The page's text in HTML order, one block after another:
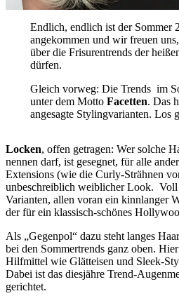
Endlich, endlich ist der Sommer
angekommen und wir freuen
über die Frisurentrends der
dürfen.
Gleich vorweg: Die Trends im
unter dem MottoFacetten. Das
angesagte Stylingvarianten. Los
Locken, offen getragen: Wer solche
nennen darf, ist gesegnet, für alle
Extensions (wie die Curly-Strähnen
unbeschreiblich weiblicher Look.
Varianten, allen voran ein kinnlanger
der für ein klassisch-schönes
Als „Gegenpol“ dazu steht langes
bei den Sommertrends ganz oben.
Hilfmittel wie Glätteisen und Sleek-
Dabei ist das diesjähre Trend-
gerichtet.